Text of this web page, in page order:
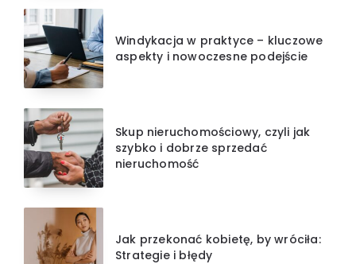
Windykacja w praktyce – kluczowe
aspekty i nowoczesne podejście
Skup nieruchomościowy, czyli jak
szybko i dobrze sprzedać
nieruchomość
Jak przekonać kobietę, by wróciła:
Strategie i błędy